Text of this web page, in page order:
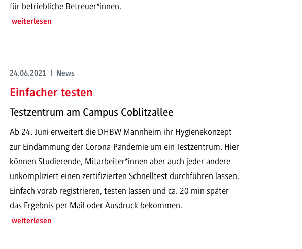
für betriebliche Betreuer*innen.
weiterlesen
24.06.2021 | News
Einfacher testen
Testzentrum am Campus Coblitzallee
Ab 24. Juni erweitert die DHBW Mannheim ihr Hygienekonzept
zur Eindämmung der Corona-Pandemie um ein Testzentrum. Hier
können Studierende, Mitarbeiter*innen aber auch jeder andere
unkompliziert einen zertifizierten Schnelltest durchführen lassen.
Einfach vorab registrieren, testen lassen und ca. 20 min später
das Ergebnis per Mail oder Ausdruck bekommen.
weiterlesen